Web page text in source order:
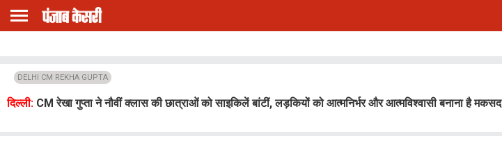
DELHI CM REKHA GUPTA
दिल्ली: CM रेखा गुप्ता ने नौवीं क्लास की छात्राओं को साइकिलें बांटीं, लड़कियों को आत्मनिर्भर और आत्मविश्वासी बनाना है मकसद